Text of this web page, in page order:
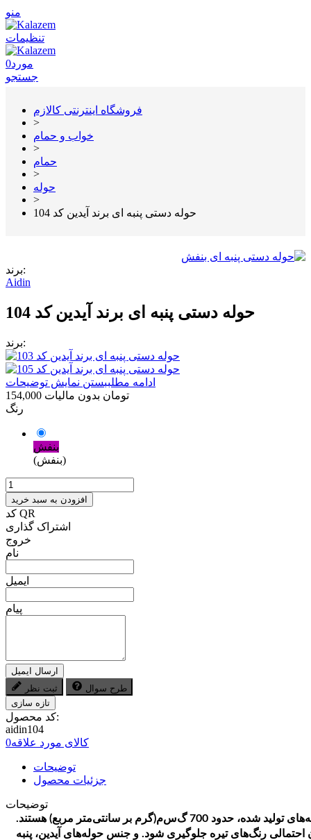
منو
تنظیمات
0مورد
جستجو
فروشگاه اینترنتی کالازم
>
خواب و حمام
>
حمام
>
حوله
>
حوله دستی پنبه ای برند آیدین کد 104
برند:
Aidin
حوله دستی پنبه ای برند آیدین کد 104
برند:
ادامه مطلببستن نمایش توضیحات
154,000 تومان بدون مالیات
رنگ
بنفش
(بنفش)
افزودن به سبد خرید
کد QR
اشتراک گذاری
خروج
نام
ایمیل
پیام
ارسال ایمیل
ثبت نظر
طرح سوال
کد محصول:
aidin104
کالای مورد علاقه0
توضیحات
جزئیات محصول
توضیحات
یک حوله ساده و باکیفیت، این حوله توسط شرکت آیدین تبریز تولید می‌شود. همه‌ی حوله‌های تولید شده، حدود 700 گ‌س‌م(گرم بر سانتی‌متر مربع) هستند.
رنگ‌های تیره جلوگیری شود. و جنس حوله‌های آیدین، پنبه